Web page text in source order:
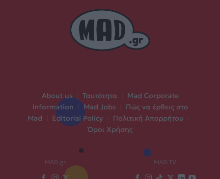
About us Ταυτότητα
Mad Corporate
Information
Mad Jobs
Πώς να έρθεις στο
Mad
Editorial Policy Πολιτική Απορρήτου
Όροι Χρήσης
MAD.gr MAD TV